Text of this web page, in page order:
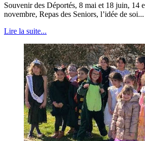
Souvenir des Déportés, 8 mai et 18 juin, 14
novembre, Repas des Seniors, l’idée de soi...
Lire la suite...